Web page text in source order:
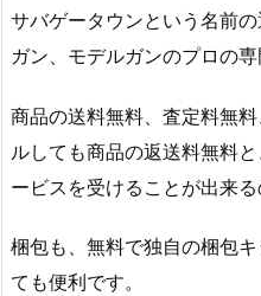
サバゲータウンという名前
ガン、モデルガンのプロの専
商品の送料無料、査定料無
ルしても商品の返送料無料
ービスを受けることが出来る
梱包も、無料で独自の梱包
ても便利です。